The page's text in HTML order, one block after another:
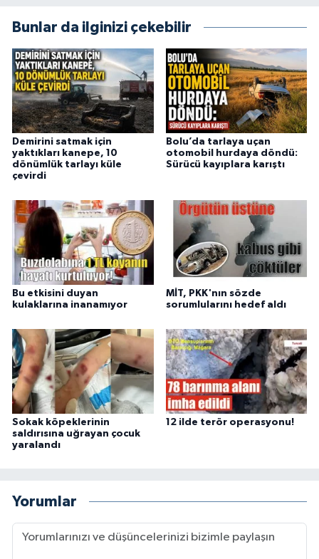
Bunlar da ilginizi çekebilir
Demirini satmak için
yaktıkları kanepe, 10
dönümlük tarlayı küle
çevirdi
Bolu’da tarlaya uçan
otomobil hurdaya döndü:
Sürücü kayıplara karıştı
Bu etkisini duyan
kulaklarına inanamıyor
MİT, PKK'nın sözde
sorumlularını hedef aldı
Sokak köpeklerinin
saldırısına uğrayan çocuk
yaralandı
12 ilde terör operasyonu!
Yorumlar